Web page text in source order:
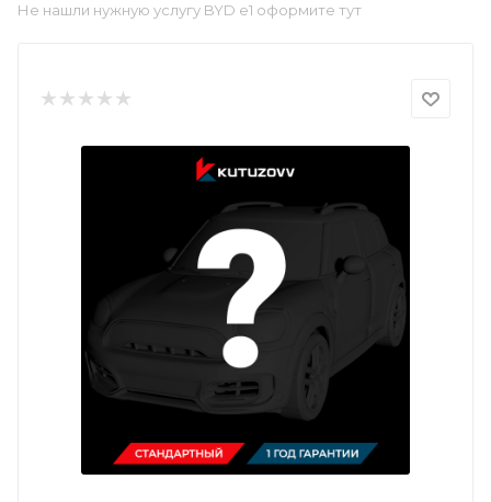
Не нашли нужную услугу BYD e1 оформите тут